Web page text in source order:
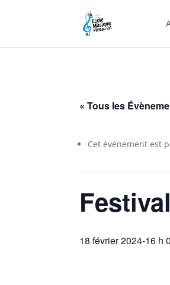
« Tous les
Cet évènement est
18 février 2024-16 h